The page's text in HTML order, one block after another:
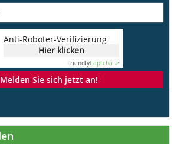
Anti-Roboter-Verifizierung
Hier klicken
FriendlyCaptcha ⇗
Melden Sie sich jetzt an!